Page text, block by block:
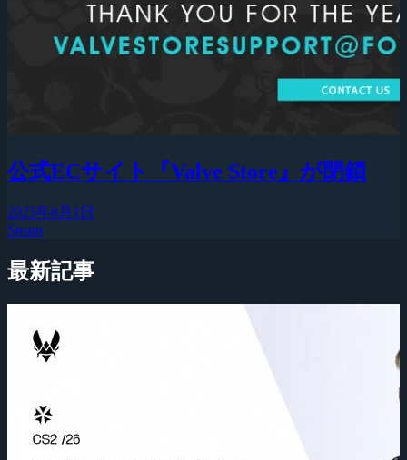
公式ECサイト『Valve Store』が閉鎖
2023年8月1日
Steam
最新記事